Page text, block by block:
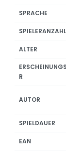
SPRACHE
SPIELERANZAHL
ALTER
R
AUTOR
SPIELDAUER
EAN